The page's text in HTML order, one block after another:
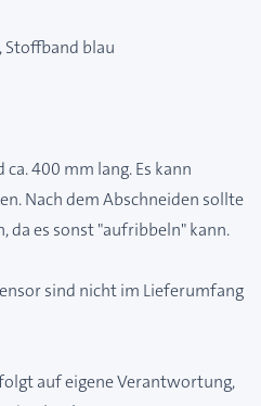
Stoffband blau
400 mm lang. Es kann
Nach dem Abschneiden sollte
da es sonst "aufribbeln" kann.
sind nicht im Lieferumfang
auf eigene Verantwortung,